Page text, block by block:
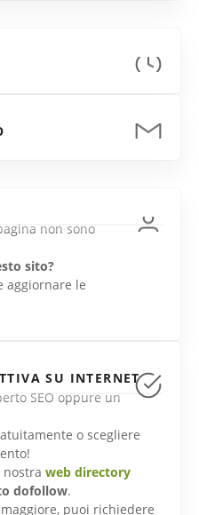
non sono
sito?
aggiornare le
SU INTERNET
SEO oppure un
o scegliere
web directory
dofollow.
puoi richiedere